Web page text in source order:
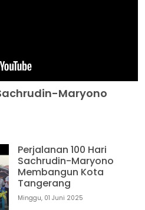
Maryono
Perjalanan 100 Hari
Sachrudin-Maryono
Membangun Kota
Tangerang
Minggu, 01 Juni 2025